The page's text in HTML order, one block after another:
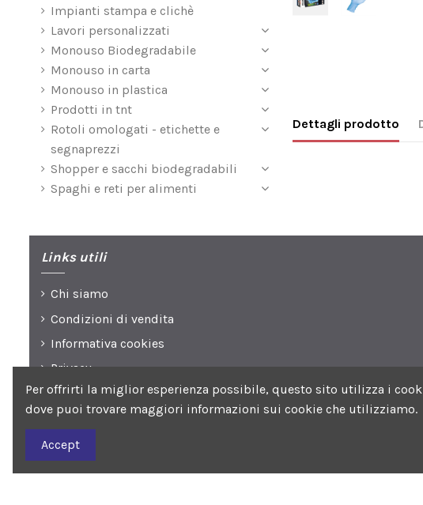
Dettagli prodotto
Impianti stampa e clichè
Lavori personalizzati
Monouso Biodegradabile
Monouso in carta
Monouso in plastica
Prodotti in tnt
Rotoli omologati - etichette e
segnaprezzi
Shopper e sacchi biodegradabili
Spaghi e reti per alimenti
Links utili
Chi siamo
Condizioni di vendita
Informativa cookies
Privacy
Seguici su Facebook |
Per offrirti la miglior esperienza possibile, questo sito utilizza i
dove puoi trovare maggiori informazioni sui cookie che utilizziamo.
Accept